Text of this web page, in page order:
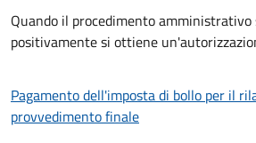
Quando il procedimento amministrativo
positivamente si ottiene
Pagamento dell'imposta di bollo per il
provvedimento finale